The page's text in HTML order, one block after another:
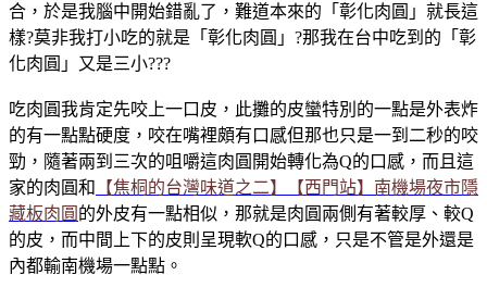
合，於是我腦中開始錯亂了，難道本來的「彰化肉圓」就長這
樣?莫非我打小吃的就是「彰化肉圓」?那我在台中吃到的「彰
化肉圓」又是三小???
吃肉圓我肯定先咬上一口皮，此攤的皮蠻特別的一點是外表炸
的有一點點硬度，咬在嘴裡頗有口感但那也只是一到二秒的咬
勁，隨著兩到三次的咀嚼這肉圓開始轉化為Q的口感，而且這
家的肉圓和
【焦桐的台灣味道之二】【西門站】南機場夜市隱
藏板肉圓 的外皮有一點相似，那就是肉圓兩側有著較厚、較Q
的皮，而中間上下的皮則呈現軟Q的口感，只是不管是外還是
內都輸南機場一點點。